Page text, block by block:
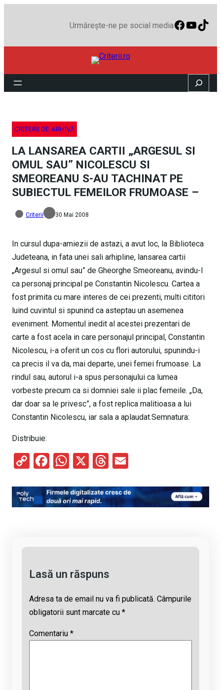
Urmărește-ne pe social media
Search
CRITERII DE ARHIVĂ
LA LANSAREA CARTII „ARGESUL SI
OMUL SAU” NICOLESCU SI
SMEOREANU S-AU TACHINAT PE
SUBIECTUL FEMEILOR FRUMOASE –
Criterii 30 Mai 2008
In cursul dupa-amiezii de astazi, a avut loc, la Biblioteca
Judeteana, in fata unei sali arhipline, lansarea cartii
„Argesul si omul sau” de Gheorghe Smeoreanu, avindu-l
ca personaj principal pe Constantin Nicolescu. Cartea a
fost primita cu mare interes de cei prezenti, multi cititori
luind cuvintul si spunind ca asteptau un asemenea
eveniment. Momentul inedit al acestei prezentari de
carte a fost acela in care personajul principal, Constantin
Nicolescu, i-a oferit un cos cu flori autorului, spunindu-i
ca precis il va da, mai departe, unei femei frumoase. La
rindul sau, autorul i-a spus personajului ca lumea
vorbeste precum ca si domniei sale ii plac femeile. „Da,
dar doar sa le privesc”, a fost replica malitioasa a lui
Constantin Nicolescu, iar sala a aplaudat.Semnatura:
Distribuie:
C
py
Li
F
ce
b
W
at
s
X
T
e
a
ail
Lasă un răspuns
Adresa ta de email nu va fi publicată. Câmpurile
obligatorii sunt marcate cu *
Comentariu *